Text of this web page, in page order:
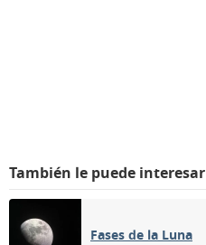
También le puede interesar
Fases de la Luna